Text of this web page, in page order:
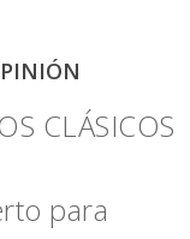
CLÁSICOS
para